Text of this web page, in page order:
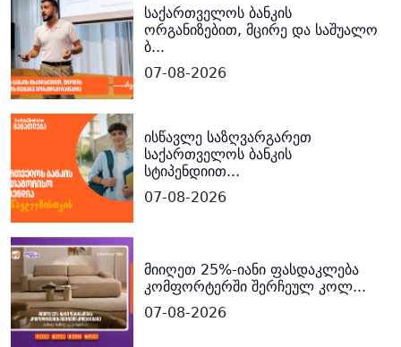
საქართველოს ბანკის
ორგანიზებით, მცირე და საშუალო
ბ...
07-08-2026
ისწავლე საზღვარგარეთ
საქართველოს ბანკის
სტიპენდიით...
07-08-2026
მიიღეთ 25%-იანი ფასდაკლება
კომფორტერში შერჩეულ კოლ...
07-08-2026